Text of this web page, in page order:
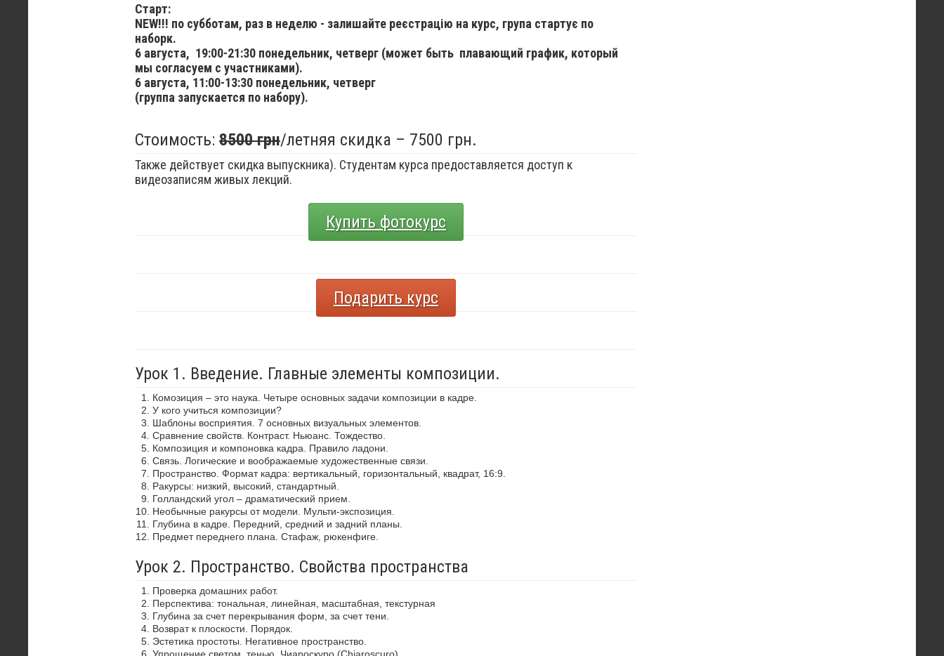
Старт:
NEW!!! по субботам, раз в неделю - залишайте реєстрацію на курс, група стартує по
наборк.
6 августа, 19:00-21:30 понедельник, четверг (может быть плавающий график, который
мы согласуем с участниками).
6 августа, 11:00-13:30 понедельник, четверг
(группа запускается по набору).
Стоимость: 8500 грн/летняя скидка – 7500 грн.
Также действует скидка выпускника). Студентам курса предоставляется доступ к
видеозаписям живых лекций.
Купить фотокурс
Подарить курс
Урок 1. Введение. Главные элементы композиции.
Комозиция – это наука. Четыре основных задачи композиции в кадре.
У кого учиться композиции?
Шаблоны восприятия. 7 основных визуальных элементов.
Сравнение свойств. Контраст. Ньюанс. Тождество.
Композиция и компоновка кадра. Правило ладони.
Связь. Логические и воображаемые художественные связи.
Пространство. Формат кадра: вертикальный, горизонтальный, квадрат, 16:9.
Ракурсы: низкий, высокий, стандартный.
Голландский угол – драматический прием.
Необычные ракурсы от модели. Мульти-экспозиция.
Глубина в кадре. Передний, средний и задний планы.
Предмет переднего плана. Стафаж, рюкенфиге.
Урок 2. Пространство. Свойства пространства
Проверка домашних работ.
Перспектива: тональная, линейная, масштабная, текстурная
Глубина за счет перекрывания форм, за счет тени.
Возврат к плоскости. Порядок.
Эстетика простоты. Негативное пространство.